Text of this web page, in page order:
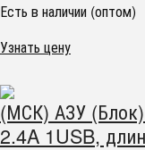
Есть в наличии (оптом)
Узнать цену
(МСК) АЗУ
2.4A 1USB,